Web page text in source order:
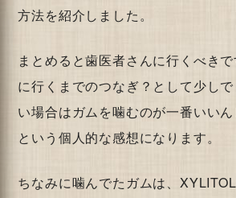
方法を紹介しました。
まとめると歯医者さんに行くべき
に行くまでのつなぎ？として少し
い場合はガムを噛むのが一番いいん
という個人的な感想になります。
ちなみに噛んでたガムは、